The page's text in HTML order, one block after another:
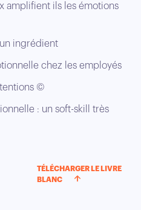
amplifient ils les émotions
un ingrédient
chez les employés
©
: un soft-skill très
TÉLÉCHARGER LE LIVRE
BLANC